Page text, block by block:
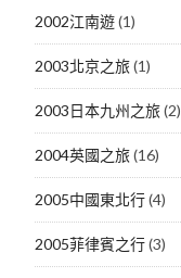
2002江南遊(1)
2003北京之旅(1)
2003日本九州之旅(2)
2004英國之旅(16)
2005中國東北行(4)
2005菲律賓之行(3)